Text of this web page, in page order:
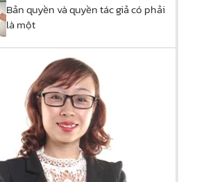
Bản quyền và quyền tác giả có phải
là một